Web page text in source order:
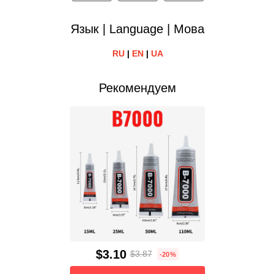
Язык | Language | Мова
RU| EN| UA
Рекомендуем
$3.10 $3.87 -20%